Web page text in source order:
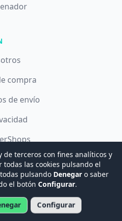
compra
de envío
e Inmótica Ingenieros, S.L.
de terceros con fines analíticos y
las cookies pulsando el
pulsando Denegar o saber
el botón Configurar.
Configurar